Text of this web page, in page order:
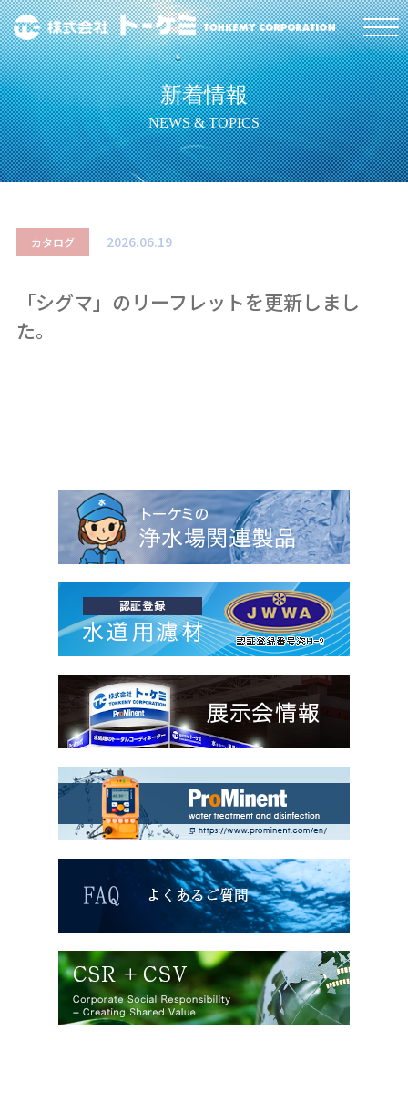
新着情報
NEWS & TOPICS
カタログ 2026.06.19
「シグマ」のリーフレットを更新しまし
た。